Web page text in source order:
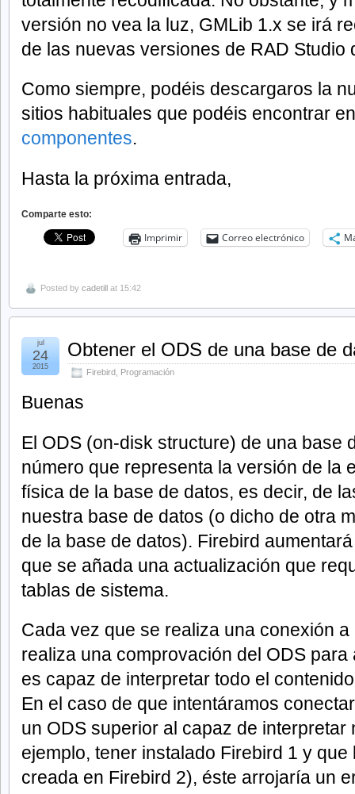
versión no vea la luz, GMLib 1.x se irá
de las nuevas versiones de RAD Studio
Como siempre, podéis descargaros la
sitios habituales que podéis encontrar
componentes.
Hasta la próxima entrada,
Comparte esto:
Imprimir Correo electrónico
Posted by cadetill at 15:42
Obtener el ODS de una base de
Firebird Programación
jul
24
2015
Buenas
El ODS (on-disk structure) de una base
número que representa la versión de la
física de la base de datos, es decir, de
nuestra base de datos (o dicho de otra
de la base de datos). Firebird
que se añada una actualización que
tablas de sistema.
Cada vez que se realiza una conexión
realiza una comprovación del ODS
es capaz de interpretar todo el
En el caso de que intentáramos
un ODS superior al capaz de
ejemplo, tener instalado Firebird 1 y
creada en Firebird 2), éste arrojaría un